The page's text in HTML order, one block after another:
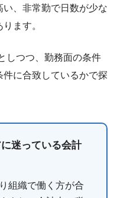
、非常勤で日数が少な
ます。
しつつ、勤務面の条件
に合致しているかで探
迷っている会計
組織で働く方が合